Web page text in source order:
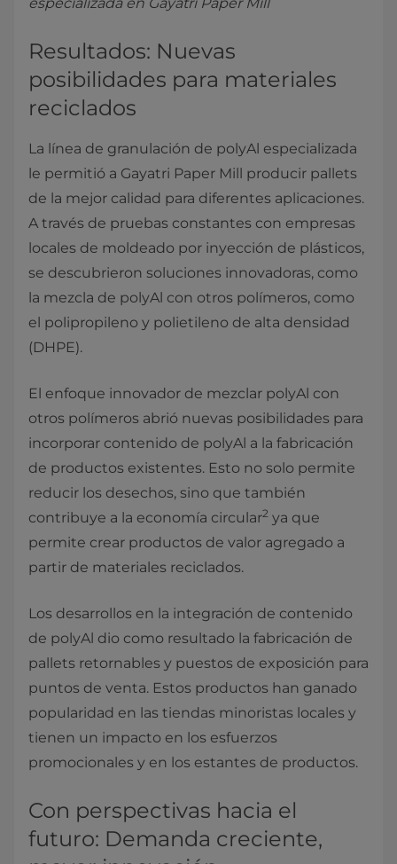
Resultados: Nuevas
posibilidades para materiales
reciclados
La línea de granulación de polyAl especializada
le permitió a Gayatri Paper Mill producir pallets
de la mejor calidad para diferentes aplicaciones.
A través de pruebas constantes con empresas
locales de moldeado por inyección de plásticos,
se descubrieron soluciones innovadoras, como
la mezcla de polyAl con otros polímeros, como
el polipropileno y polietileno de alta densidad
(DHPE).
El enfoque innovador de mezclar polyAl con
otros polímeros abrió nuevas posibilidades para
incorporar contenido de polyAl a la fabricación
de productos existentes. Esto no solo permite
reducir los desechos, sino que también
contribuye a la economía circular2 ya que
permite crear productos de valor agregado a
partir de materiales reciclados.
Los desarrollos en la integración de contenido
de polyAl dio como resultado la fabricación de
pallets retornables y puestos de exposición para
puntos de venta. Estos productos han ganado
popularidad en las tiendas minoristas locales y
tienen un impacto en los esfuerzos
promocionales y en los estantes de productos.
Con perspectivas hacia el
futuro: Demanda creciente,